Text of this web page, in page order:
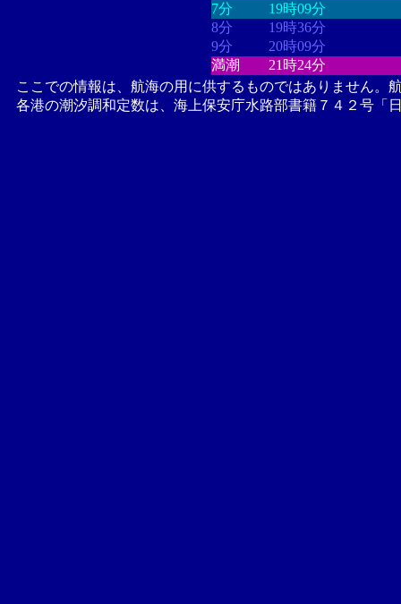
7分
19時09分
8分
19時36分
9分
20時09分
満潮
21時24分
ここでの情報は、航海の用に供するものではありません。
各港の潮汐調和定数は、海上保安庁水路部書籍７４２号「